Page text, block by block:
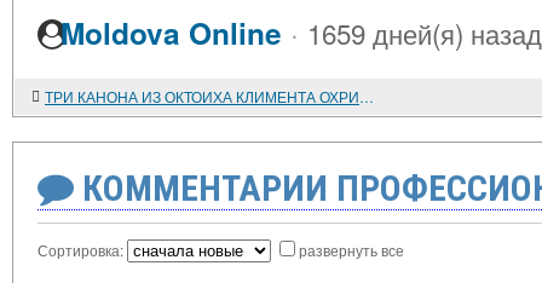
Moldova Online · 1659 дней(я) назад
ТРИ КАНОНА ИЗ ОКТОИХА КЛИМЕНТА ОХРИДСКОГО (НЕИЗВЕСТНЫЕ СТРАНИЦЫ ДРЕВНЕСЛАВЯНСКОЙ ГИМНОГРАФИИ)
КОММЕНТАРИИ
Сортировка: развернуть все